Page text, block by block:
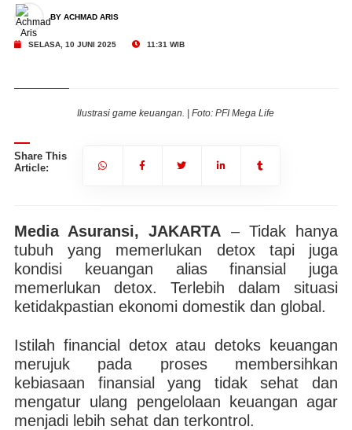
BY ACHMAD ARIS
SELASA, 10 JUNI 2025 11:31 WIB
Ilustrasi game keuangan. | Foto: PFI Mega Life
Share This
Article:
Media Asuransi, JAKARTA – Tidak hanya
tubuh yang memerlukan detox tapi juga
kondisi keuangan alias finansial juga
memerlukan detox. Terlebih dalam situasi
ketidakpastian ekonomi domestik dan global.
Istilah financial detox atau detoks keuangan
merujuk pada proses membersihkan
kebiasaan finansial yang tidak sehat dan
mengatur ulang pengelolaan keuangan agar
menjadi lebih sehat dan terkontrol.